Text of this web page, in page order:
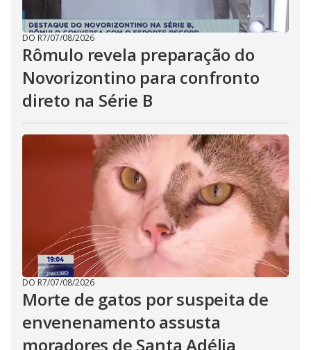
DO R7/07/08/2026
Rômulo revela preparação do
Novorizontino para confronto
direto na Série B
DO R7/07/08/2026
Morte de gatos por suspeita de
envenenamento assusta
moradores de Santa Adélia